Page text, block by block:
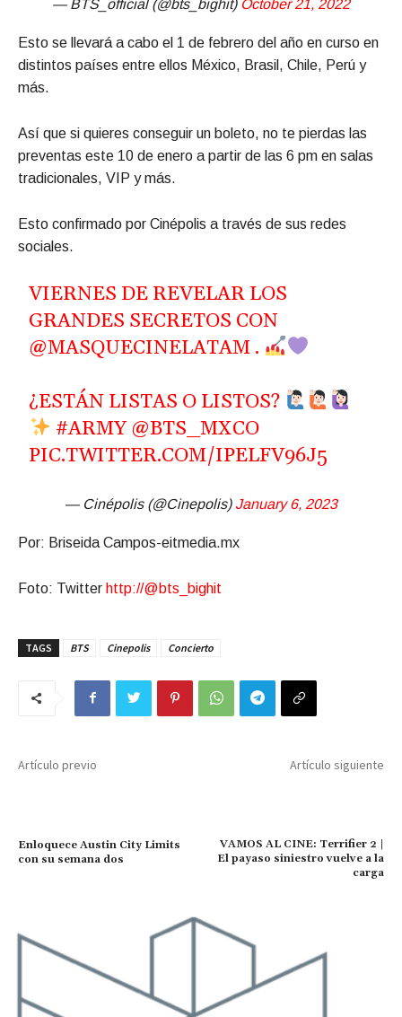
— BTS_official (@bts_bighit) October 21, 2022
Esto se llevará a cabo el 1 de febrero del año en curso en
distintos países entre ellos México, Brasil, Chile, Perú y
más.
Así que si quieres conseguir un boleto, no te pierdas las
preventas este 10 de enero a partir de las 6 pm en salas
tradicionales, VIP y más.
Esto confirmado por Cinépolis a través de sus redes
sociales.
VIERNES DE REVELAR LOS
GRANDES SECRETOS CON
@MASQUECINELATAM .
¿ESTÁN LISTAS O LISTOS?
#ARMY @BTS_MXCO
PIC.TWITTER.COM/IPELFV96J5
— Cinépolis (@Cinepolis) January 6, 2023
Por: Briseida Campos-eitmedia.mx
Foto: Twitter http://@bts_bighit
TAGS BTS Cinepolis Concierto
Artículo previo
Enloquece Austin City Limits
con su semana dos
Artículo siguiente
VAMOS AL CINE: Terrifier 2 |
El payaso siniestro vuelve a la
carga